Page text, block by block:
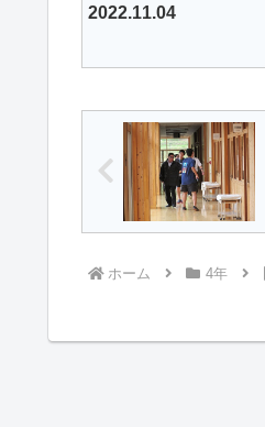
2022.11.04
ホーム 4年